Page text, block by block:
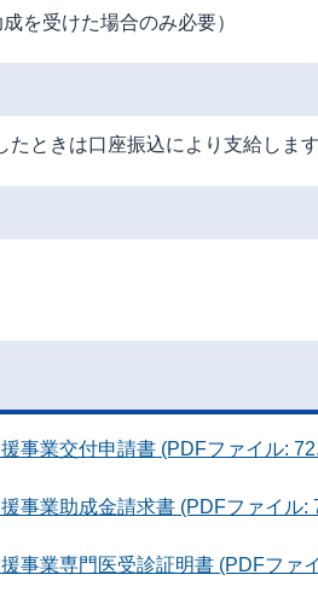
を受けた場合のみ必要）
ときは口座振込により支給します
事業交付申請書 (PDFファイル:
事業助成金請求書 (PDFファイル:
事業専門医受診証明書 (PDFファ